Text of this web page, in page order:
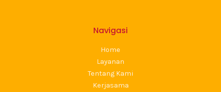
Navigasi
Home
Layanan
Tentang Kami
Kerjasama